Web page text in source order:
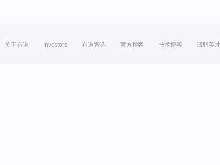
关于有道 Investors 有道智选 官方博客 技术博客 诚聘英才